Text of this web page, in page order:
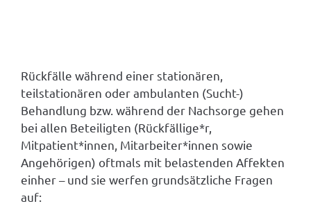
Rückfälle während einer stationären,
teilstationären oder ambulanten (Sucht-)
Behandlung bzw. während der Nachsorge gehen
bei allen Beteiligten (Rückfällige*r,
Mitpatient*innen, Mitarbeiter*innen sowie
Angehörigen) oftmals mit belastenden Affekten
einher – und sie werfen grundsätzliche Fragen
auf: